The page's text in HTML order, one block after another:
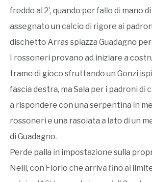
freddo al 2’, quando per fallo di mano
assegnato un calcio di rigore ai
dischetto Arras spiazza Guadagno per
I rossoneri provano ad iniziare a
trame di gioco sfruttando un Gonzi
fascia destra, ma Sala per i padroni di
a rispondere con una serpentina in
rossoneri e una rasoiata a lato di un
di Guadagno.
Perde palla in impostazione sulla
Nelli, con Florio che arriva fino al